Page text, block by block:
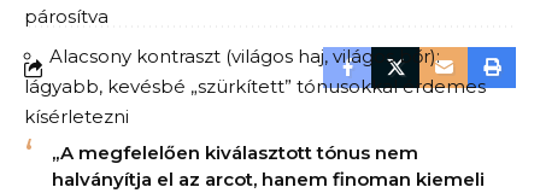
párosítva
Alacsony kontraszt (világos haj, világos bőr):
lágyabb, kevésbé „szürkített” tónusokkal érdemes
kísérletezni
„A megfelelően kiválasztott tónus nem
halványítja el az arcot, hanem finoman kiemeli